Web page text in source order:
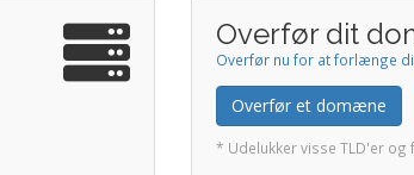
Overfør dit
Overfør nu for at forlænge
Overfør et domæne
* Udelukker visse TLD'er